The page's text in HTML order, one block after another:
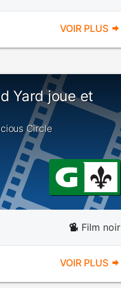
VOIR PLUS
Yard joue et
Circle
Film noir
VOIR PLUS